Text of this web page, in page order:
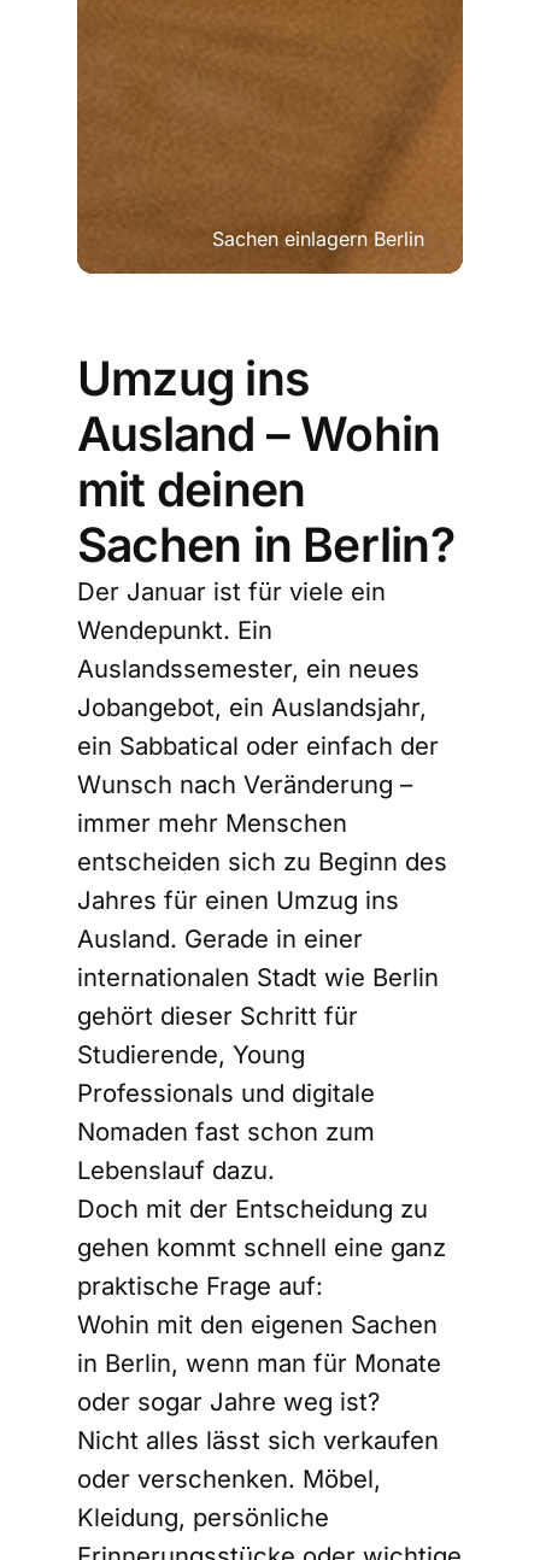
Sachen einlagern Berlin
Umzug ins
Ausland – Wohin
mit deinen
Sachen in Berlin?
Der Januar ist für viele ein
Wendepunkt. Ein
Auslandssemester, ein neues
Jobangebot, ein Auslandsjahr,
ein Sabbatical oder einfach der
Wunsch nach Veränderung –
immer mehr Menschen
entscheiden sich zu Beginn des
Jahres für einen Umzug ins
Ausland. Gerade in einer
internationalen Stadt wie Berlin
gehört dieser Schritt für
Studierende, Young
Professionals und digitale
Nomaden fast schon zum
Lebenslauf dazu.
Doch mit der Entscheidung zu
gehen kommt schnell eine ganz
praktische Frage auf:
Wohin mit den eigenen Sachen
in Berlin, wenn man für Monate
oder sogar Jahre weg ist?
Nicht alles lässt sich verkaufen
oder verschenken. Möbel,
Kleidung, persönliche